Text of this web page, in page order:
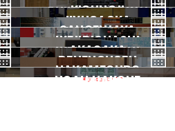
御茶ノ水
下北沢
KICHIJOJI
吉祥寺
JIYUGAOKA
自由が丘
SANGENJAYA
三軒茶屋
IKEJIRIOHASHI
池尻大橋
一時閉店中
AKASAKA
赤坂
DENENCHOFU
田園調布
NAKAMEGURO
NOAH HAKONE